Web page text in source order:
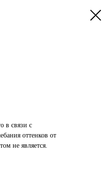
в связи с
оттенков от
не является.